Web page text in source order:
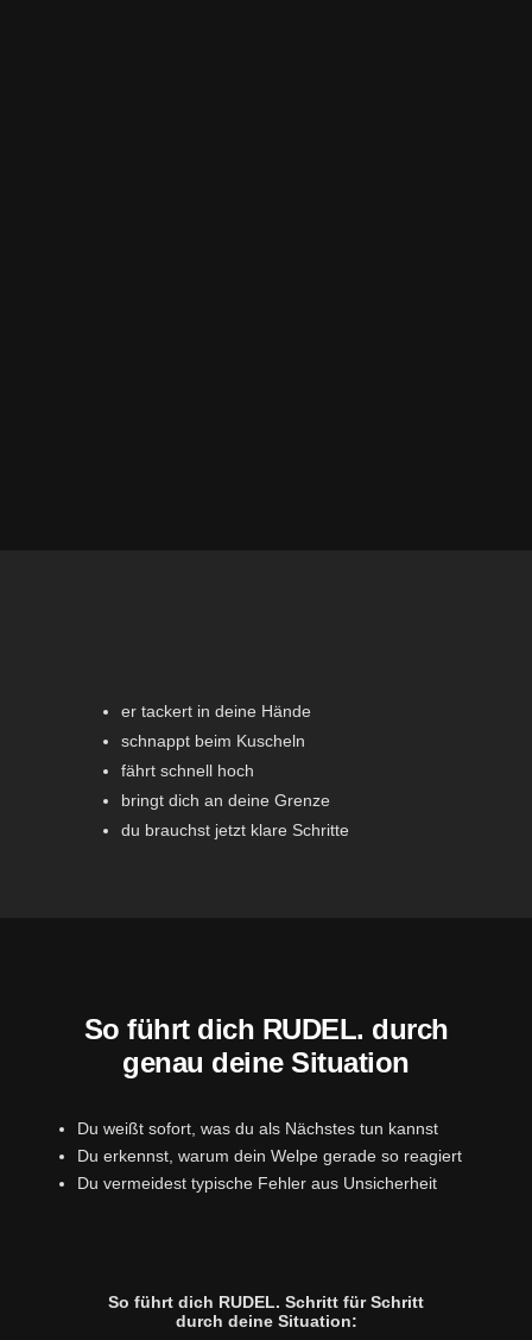
er tackert in deine Hände
schnappt beim Kuscheln
fährt schnell hoch
bringt dich an deine Grenze
du brauchst jetzt klare Schritte
So führt dich RUDEL. durch
genau deine Situation
Du weißt sofort, was du als Nächstes tun kannst
Du erkennst, warum dein Welpe gerade so reagiert
Du vermeidest typische Fehler aus Unsicherheit
So führt dich RUDEL. Schritt für Schritt
durch deine Situation: